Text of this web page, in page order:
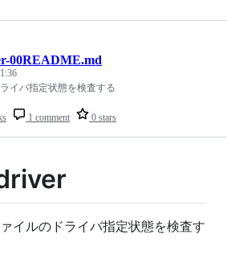
1 comment 0 stars
00README.md
イバ指定状態を検査する
イルのドライバ指定状態を検査す